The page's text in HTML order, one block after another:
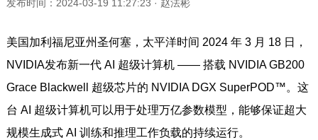
发布时间：2024-03-19 11:27:23 · 赵法彬
美国加利福尼亚州圣何塞，太平洋时间 2024 年 3 月 18 日，
NVIDIA发布新一代 AI 超级计算机 —— 搭载 NVIDIA GB200
Grace Blackwell 超级芯片的 NVIDIA DGX SuperPOD™。这
台 AI 超级计算机可以用于处理万亿参数模型，能够保证超大
规模生成式 AI 训练和推理工作负载的持续运行。